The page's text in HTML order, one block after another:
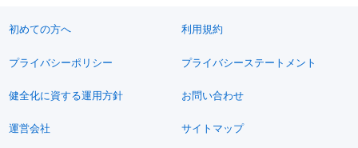
初めての方へ 利用規約
プライバシーポリシー プライバシーステートメント
健全化に資する運用方針 お問い合わせ
運営会社 サイトマップ